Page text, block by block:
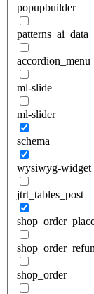
popupbuilder
patterns_ai_data
accordion_menu
ml-slide
ml-slider
schema
wysiwyg-widget
jtrt_tables_post
shop_order